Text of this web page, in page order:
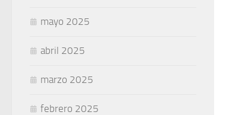
mayo 2025
abril 2025
marzo 2025
febrero 2025